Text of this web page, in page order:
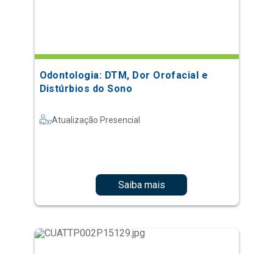
Odontologia: DTM, Dor Orofacial e
Distúrbios do Sono
Atualização Presencial
Saiba mais